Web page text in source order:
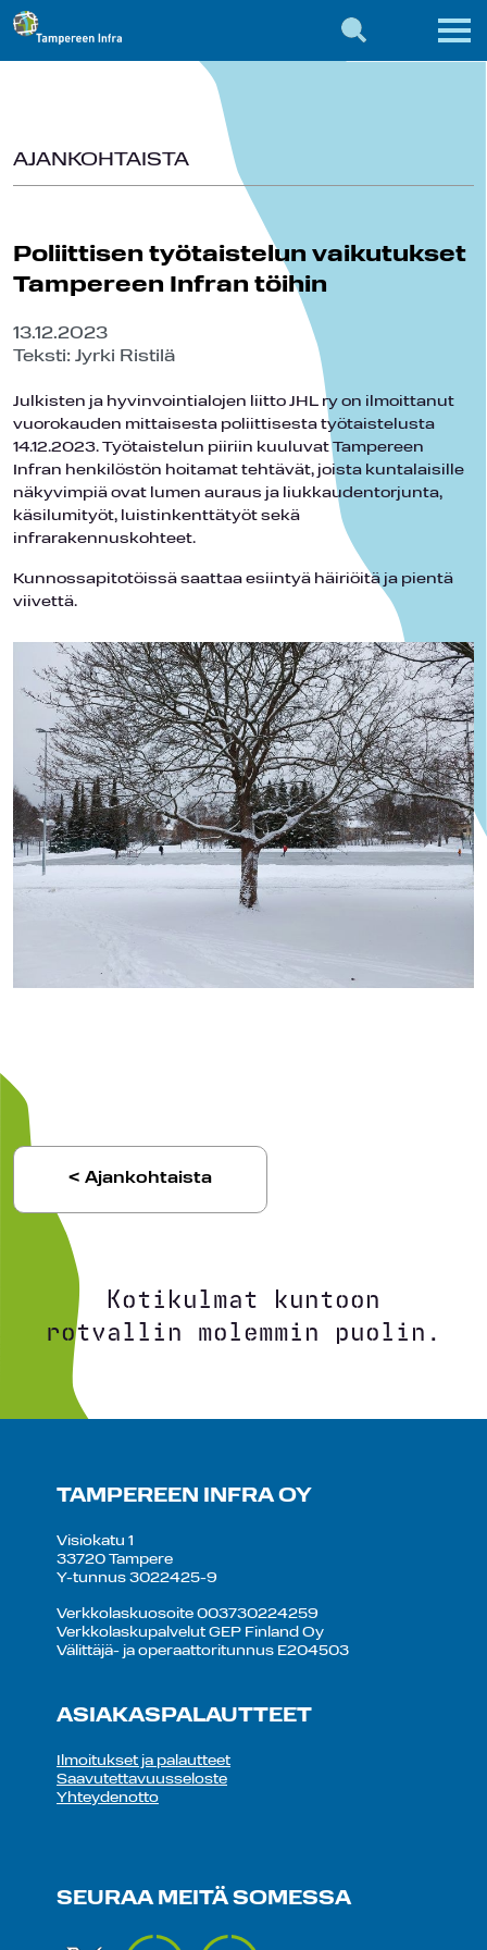
AJANKOHTAISTA
Poliittisen työtaistelun vaikutukset
Tampereen Infran töihin
13.12.2023
Teksti: Jyrki Ristilä
Julkisten ja hyvinvointialojen liitto JHL ry on ilmoittanut
vuorokauden mittaisesta poliittisesta työtaistelusta
14.12.2023. Työtaistelun piiriin kuuluvat Tampereen
Infran henkilöstön hoitamat tehtävät, joista kuntalaisille
näkyvimpiä ovat lumen auraus ja liukkaudentorjunta,
käsilumityöt, luistinkenttätyöt sekä
infrarakennuskohteet.
Kunnossapitotöissä saattaa esiintyä häiriöitä ja pientä
viivettä.
< Ajankohtaista
Kotikulmat kuntoon
rotvallin molemmin puolin.
TAMPEREEN INFRA OY
Visiokatu 1
33720 Tampere
Y-tunnus 3022425-9
Verkkolaskuosoite 003730224259
Verkkolaskupalvelut GEP Finland Oy
Välittäjä- ja operaattoritunnus E204503
ASIAKASPALAUTTEET
Ilmoitukset ja palautteet
Saavutettavuusseloste
Yhteydenotto
SEURAA MEITÄ SOMESSA